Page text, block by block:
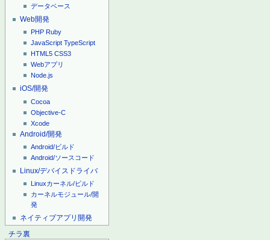
データベース
Web開発
PHP Ruby
JavaScript TypeScript
HTML5 CSS3
Webアプリ
Node.js
iOS/開発
Cocoa
Objective-C
Xcode
Android/開発
Android/ビルド
Android/ソースコード
Linux/デバイスドライバ
Linuxカーネル/ビルド
カーネルモジュール/開
発
ネイティブアプリ開発
チラ裏